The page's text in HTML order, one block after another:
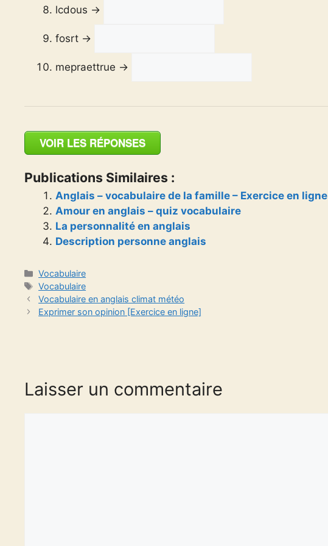
lcdous →
fosrt →
mepraettrue →
VOIR LES RÉPONSES
Publications Similaires :
Anglais – vocabulaire de la famille – Exercice en ligne
Amour en anglais – quiz vocabulaire
La personnalité en anglais
Description personne anglais
Catégories
Vocabulaire
Étiquettes
Vocabulaire
Vocabulaire en anglais climat météo
Exprimer son opinion [Exercice en ligne]
Laisser un commentaire